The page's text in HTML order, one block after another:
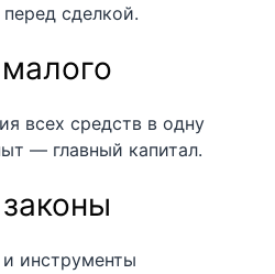
сделкой.
всех средств в одну
— главный капитал.
инструменты